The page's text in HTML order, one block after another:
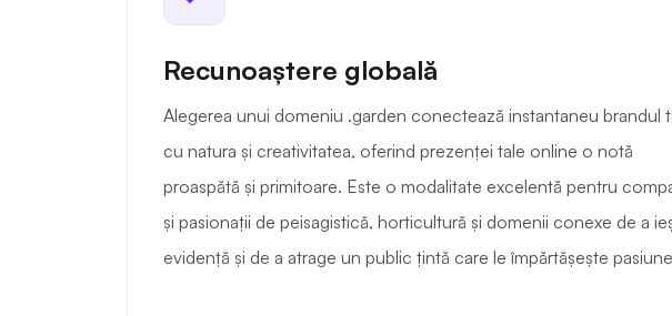
Recunoaștere globală
Alegerea unui domeniu .garden conectează instantaneu brandul
cu natura și creativitatea, oferind prezenței tale online o notă
proaspătă și primitoare. Este o modalitate excelentă pentru
și pasionații de peisagistică, horticultură și domenii conexe de a
evidență și de a atrage un public țintă care le împărtășește